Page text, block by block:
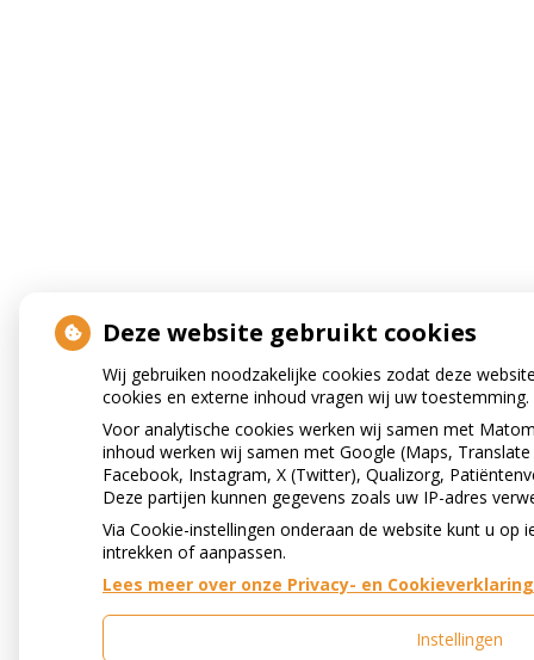
Deze website gebruikt cookies
Wij gebruiken noodzakelijke cookies zodat deze
cookies en externe inhoud vragen wij uw toestemming.
Voor analytische cookies werken wij samen met
inhoud werken wij samen met Google (Maps,
Facebook, Instagram, X (Twitter), Qualizorg,
Deze partijen kunnen gegevens zoals uw IP-adres
Via Cookie-instellingen onderaan de website kunt u
intrekken of aanpassen.
Lees meer over onze Privacy- en
Instellingen